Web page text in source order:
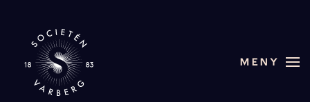
Skip to main content
MENY